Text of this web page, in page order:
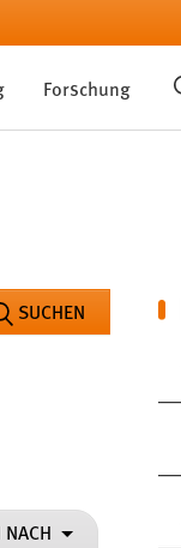
Forschung
SUCHEN
NACH